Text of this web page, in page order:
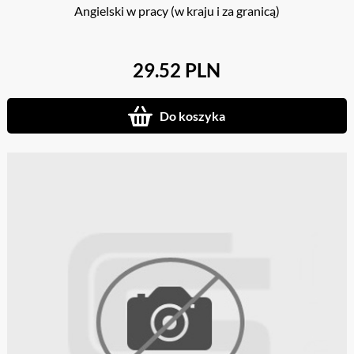
Angielski w pracy (w kraju i za granicą)
29.52 PLN
Do koszyka